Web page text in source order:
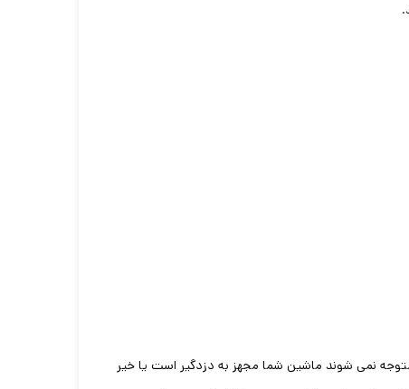
نمی شوند ماشین شما مجهز به دزدگیر است یا خیر